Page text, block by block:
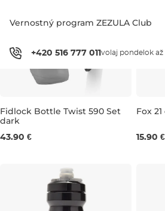
Vernostný program ZEZULA Club
+420 516 777 011 volaj pondelok až
Bestseller
Fidlock Bottle Twist 590 Set
dark
43.90 € 0,62L
Fox
15.90 €